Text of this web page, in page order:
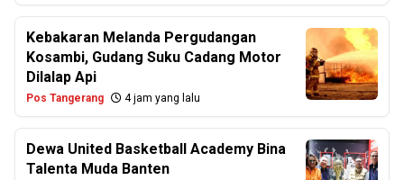
Kebakaran Melanda Pergudangan
Kosambi, Gudang Suku Cadang Motor
Dilalap Api
Pos Tangerang 4 jam yang lalu
Dewa United Basketball Academy Bina
Talenta Muda Banten